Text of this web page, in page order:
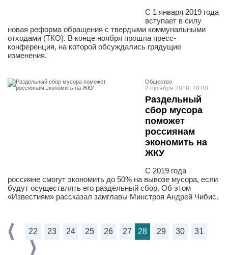
С 1 января 2019 года
вступает в силу
новая реформа обращения с твердыми коммунальными
отходами (ТКО). В конце ноября прошла пресс-
конференция, на которой обсуждались грядущие
изменения.
Общество
2 октября 2018, 18:00
Раздельный
сбор мусора
поможет
россиянам
экономить на
ЖКУ
С 2019 года
россияне смогут экономить до 50% на вывозе мусора, если
будут осуществлять его раздельный сбор. Об этом
«Известиям» рассказал замглавы Минстроя Андрей Чибис.
22 23 24 25 26 27 28 29 30 31